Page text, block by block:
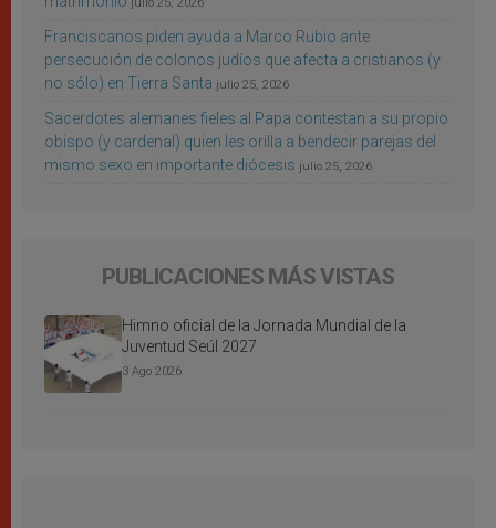
Franciscanos piden ayuda a Marco Rubio ante
persecución de colonos judíos que afecta a cristianos (y
no sólo) en Tierra Santa julio 25, 2026
Sacerdotes alemanes fieles al Papa contestan a su propio
obispo (y cardenal) quien les orilla a bendecir parejas del
mismo sexo en importante diócesis julio 25, 2026
PUBLICACIONES MÁS VISTAS
Himno oficial de la Jornada Mundial de la
Juventud Seúl 2027
3 Ago 2026